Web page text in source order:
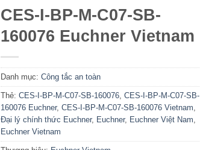
CES-I-BP-M-C07-SB-
160076 Euchner Vietnam
Danh mục: Công tắc an toàn
Thẻ: CES-I-BP-M-C07-SB-160076 CES-I-BP-M-C07-SB-
160076 Euchner, CES-I-BP-M-C07-SB-160076 Vietnam
Đại lý chính thức Euchner, Euchner, Euchner Việt Nam
Euchner Vietnam